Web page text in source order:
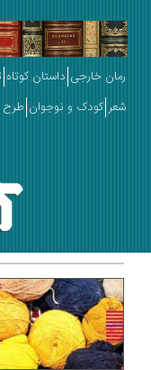
رمان خارجی داستان کوتاه
شعر کودک و نوجوان طرح